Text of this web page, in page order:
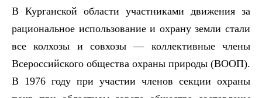
В Курганской области участниками движения за
рациональное использование и охрану земли стали
все колхозы и совхозы — коллективные члены
Всероссийского общества охраны природы (ВООП).
В 1976 году при участии членов секции охраны